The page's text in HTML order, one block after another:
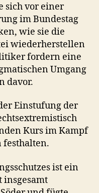
sich vor einer
im Bundestag
wie sie die
wiederherstellen
fordern eine
Umgang
davor.
Einstufung der
Kurs im Kampf
festhalten.
ist ein
insgesamt